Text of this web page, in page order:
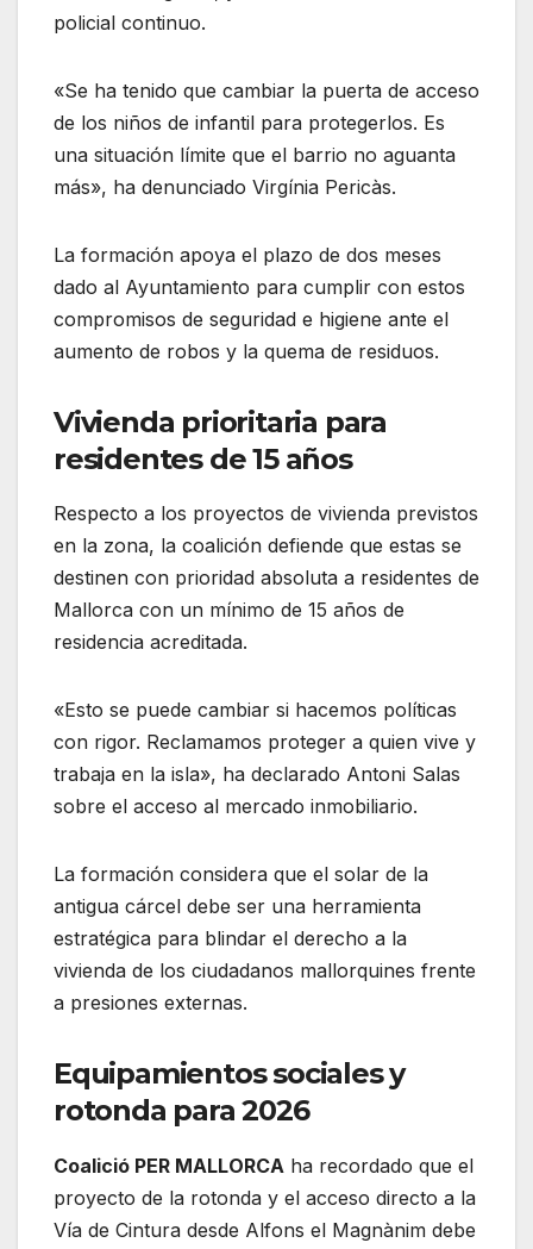
policial continuo.
«Se ha tenido que cambiar la puerta de acceso
de los niños de infantil para protegerlos. Es
una situación límite que el barrio no aguanta
más», ha denunciado Virgínia Pericàs.
La formación apoya el plazo de dos meses
dado al Ayuntamiento para cumplir con estos
compromisos de seguridad e higiene ante el
aumento de robos y la quema de residuos.
Vivienda prioritaria para
residentes de 15 años
Respecto a los proyectos de vivienda previstos
en la zona, la coalición defiende que estas se
destinen con prioridad absoluta a residentes de
Mallorca con un mínimo de 15 años de
residencia acreditada.
«Esto se puede cambiar si hacemos políticas
con rigor. Reclamamos proteger a quien vive y
trabaja en la isla», ha declarado Antoni Salas
sobre el acceso al mercado inmobiliario.
La formación considera que el solar de la
antigua cárcel debe ser una herramienta
estratégica para blindar el derecho a la
vivienda de los ciudadanos mallorquines frente
a presiones externas.
Equipamientos sociales y
rotonda para 2026
Coalició PER MALLORCA ha recordado que el
proyecto de la rotonda y el acceso directo a la
Vía de Cintura desde Alfons el Magnànim debe